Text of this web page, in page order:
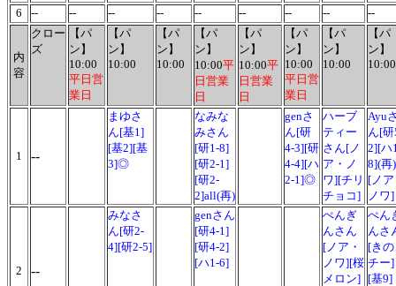
6
-- -- -- -- -- -- -- -- --
内
容
クロー
ズ
【パ
ン】
10:00
平日営
業日
【パ
ン】
10:00
【パ
ン】
10:00
【パ
ン】
10:00平
日営業
日
【パ
ン】
10:00平
日営業
日
【パ
ン】
10:00
平日営
業日
【パ
ン】
10:00
【パ
ン】
10:00
1 --
まゆさ
ん[基1]
[基2][基
3]◎
なみな
みさん
[研1-8]
[研2-1]
[研2-
2]all(再)
genさ
ん[研
4-3][研
4-4][ハ
2-1]◎
ハーブ
ティー
さん[ノ
ア・ノ
ワ][チリ
チョコ]
Ayu
ん[
2][ハ
8](再)
[ノ
ノワ]
2 --
みなさ
ん[研2-
4][研2-5]
genさん
[研4-1]
[研4-2]
[ハ1-6]
ぺんぎ
んさん
[ノア・
ノワ][桜
メロン]
ぺん
んさ
[き
チー]
[基9]